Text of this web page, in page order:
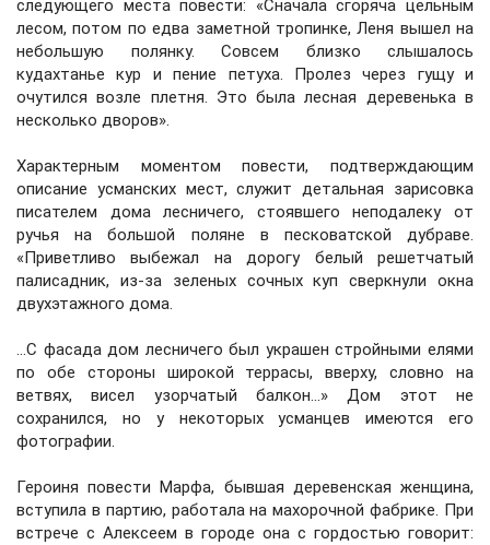
следующего места повести: «Сначала сгоряча цельным
лесом, потом по едва заметной тропинке, Леня вышел на
небольшую полянку. Совсем близко слышалось
кудахтанье кур и пение петуха. Пролез через гущу и
очутился возле плетня. Это была лесная деревенька в
несколько дворов».
Характерным моментом повести, подтверждающим
описание усманских мест, служит детальная зарисовка
писателем дома лесничего, стоявшего неподалеку от
ручья на большой поляне в песковатской дубраве.
«Приветливо выбежал на дорогу белый решетчатый
палисадник, из-за зеленых сочных куп сверкнули окна
двухэтажного дома.
...С фасада дом лесничего был украшен стройными елями
по обе стороны широкой террасы, вверху, словно на
ветвях, висел узорчатый балкон...» Дом этот не
сохранился, но у некоторых усманцев имеются его
фотографии.
Героиня повести Марфа, бывшая деревенская женщина,
вступила в партию, работала на махорочной фабрике. При
встрече с Алексеем в городе она с гордостью говорит: